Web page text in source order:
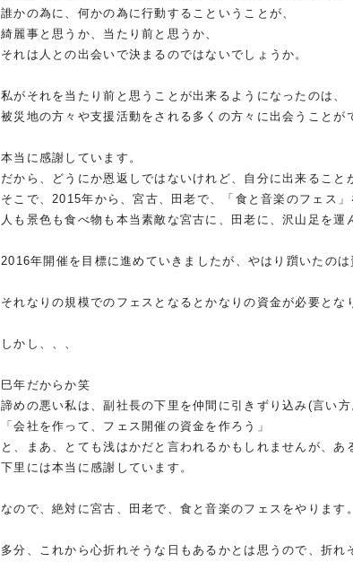
誰かの為に、何かの為に行動するこということが、
綺麗事と思うか 、当たり前と思うか、
それは人との出会いで決まるのではないでし ょうか。
私がそれを当たり前と思うことが出来るようになったのは、
被災地の方々や支援活動をされる多くの方々に出会うことが
本当に感謝しています。
だから、どうにか恩返しではないけれど、自分に出来ること
そこで、2015年から、宮古、田老で、「食と音楽のフェス」
人も景色も食べ物も本当素敵な宮古に、田老に、沢山足を運
2016年開催を目標に進めていきましたが、やはり躓いたのは
それなりの規模でのフェスとなるとかなりの資金が必要とな
しかし、、、
巳年だからか笑
諦めの悪い私は、副社長の下里を仲間に引きずり込み(言い
「会社を作って、フェス開催の資金を作ろう」
と、まあ、とても浅はかだと言われるかもしれませんが、あ
下里には本当に感謝しています。
なので、絶対に宮古、田老で、食と音楽のフェスをやります。
多分、これから心折れそうな日もあるかとは思うので、折れ